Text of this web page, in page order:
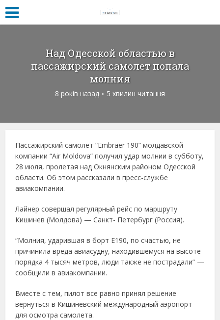
Над Одесской областью в
пассажирский самолет попала
молния
8 років назад 5 хвилин читання
Пассажирский самолет “Embraer 190” молдавской
компании “Air Moldova” получил удар молнии в субботу,
28 июля, пролетая над Окнянским районом Одесской
области. Об этом рассказали в пресс-службе
авиакомпании.
Лайнер совершал регулярный рейс по маршруту
Кишинев (Молдова) — Санкт- Петербург (Россия).
“Молния, ударившая в борт E190, по счастью, не
причинила вреда авиасудну, находившемуся на высоте
порядка 4 тысяч метров, люди также не пострадали” —
сообщили в авиакомпании.
Вместе с тем, пилот все равно принял решение
вернуться в Кишиневский международный аэропорт
для осмотра самолета.